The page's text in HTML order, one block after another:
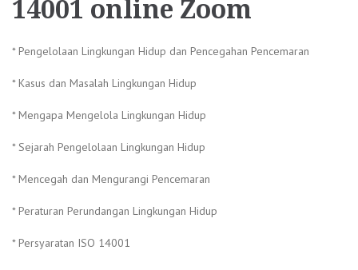
14001 online Zoom
* Pengelolaan Lingkungan Hidup dan Pencegahan Pencemaran
* Kasus dan Masalah Lingkungan Hidup
* Mengapa Mengelola Lingkungan Hidup
* Sejarah Pengelolaan Lingkungan Hidup
* Mencegah dan Mengurangi Pencemaran
* Peraturan Perundangan Lingkungan Hidup
* Persyaratan ISO 14001